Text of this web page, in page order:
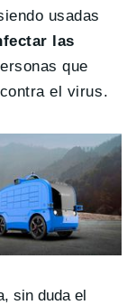
usadas
las
que
el virus.
sin duda el